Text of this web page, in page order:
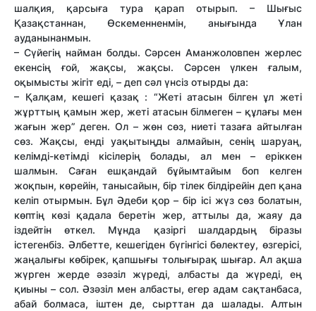
шалқия, қарсыға тура қарап отырып. – Шығыс
Қазақстаннан, Өскеменненмін, анығында Ұлан
ауданынанмын.
– Сүйегің найман болды. Сәрсен Аманжоловпен жерлес
екенсің ғой, жақсы, жақсы. Сәрсен үлкен ғалым,
оқымысты жігіт еді, – деп сәл үнсіз отырды да:
– Қалқам, кешегі қазақ : “Жеті атасын білген ұл жеті
жұрттың қамын жер, жеті атасын білмеген – құлағы мен
жағын жер” деген. Ол – жөн сөз, ниеті тазаға айтылған
сөз. Жақсы, енді уақытыңды алмайын, сенің шаруаң,
келімді-кетімді кісілерің болады, ал мен – еріккен
шалмын. Саған ешқандай бұйымтайым боп келген
жоқпын, көрейін, танысайын, бір тілек білдірейін деп қана
келіп отырмын. Бұл Әдеби қор – бір ісі жүз сөз болатын,
көптің көзі қадала беретін жер, аттылы да, жаяу да
іздейтін өткел. Мұнда қазіргі шалдардың біразы
істегенбіз. Әлбетте, кешегіден бүгінгісі бөлектеу, өзгерісі,
жаңалығы көбірек, қапшығы толығырақ шығар. Ал ақша
жүрген жерде әзәзіл жүреді, албасты да жүреді, ең
қиыны – сол. Әзәзіл мен албасты, егер адам сақтанбаса,
абай болмаса, іштен де, сырттан да шалады. Алтын